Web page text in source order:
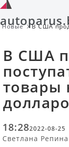
Новые
В США
В США
товары
18:282022-08-25
Светлана Репина